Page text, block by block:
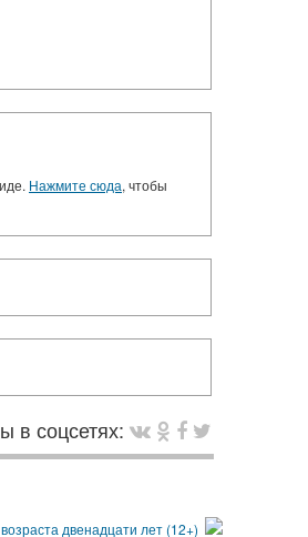
Нажмите сюда, чтобы
в соцсетях: